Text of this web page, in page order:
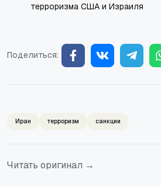
терроризма США и Израиля
Поделиться:
Иран терроризм санкции
Читать оригинал →